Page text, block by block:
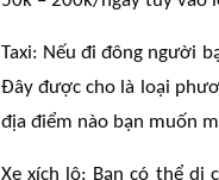
Taxi: Nếu đi đông người
Đây được cho là loại
địa điểm nào bạn muốn
Xe xích lô: Bạn có thể di